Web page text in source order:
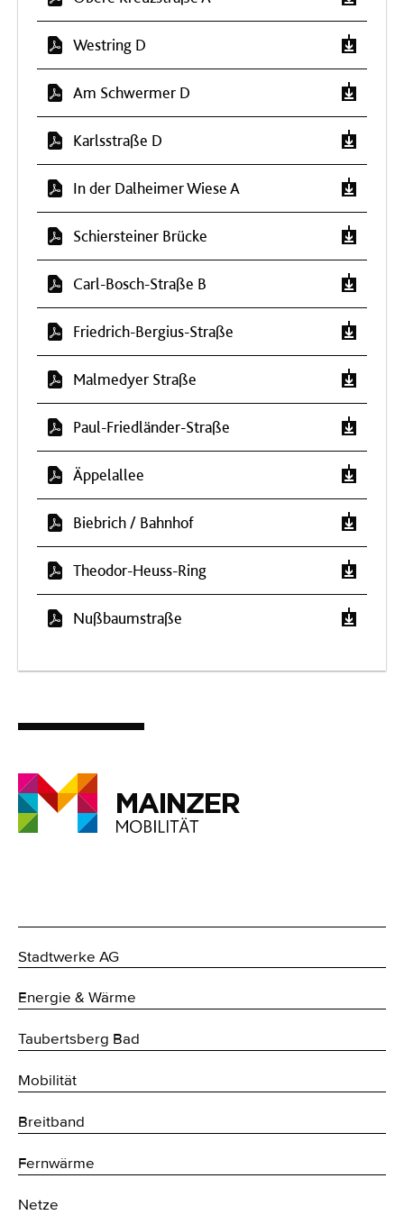
Westring D
Am Schwermer D
Karlsstraße D
In der Dalheimer Wiese A
Schiersteiner Brücke
Carl-Bosch-Straße B
Friedrich-Bergius-Straße
Malmedyer Straße
Paul-Friedländer-Straße
Äppelallee
Biebrich / Bahnhof
Theodor-Heuss-Ring
Nußbaumstraße
Stadtwerke AG
Energie & Wärme
Taubertsberg Bad
Mobilität
Breitband
Fernwärme
Netze